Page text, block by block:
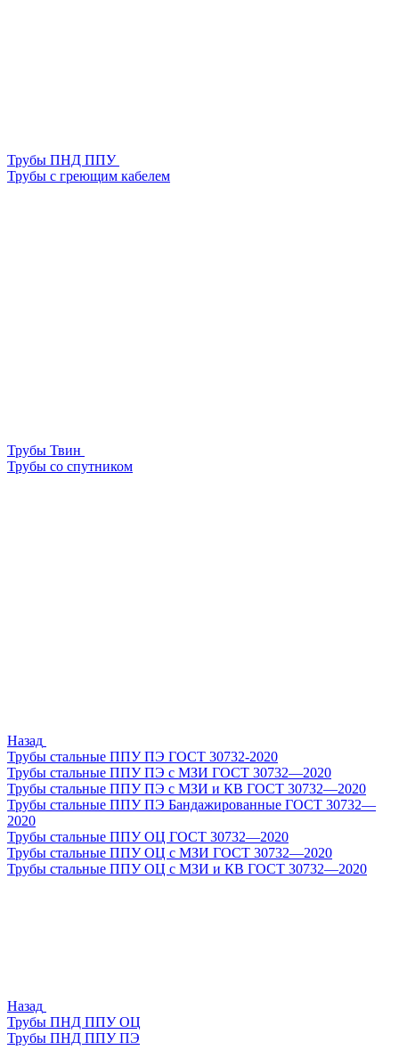
Трубы ПНД ППУ
Трубы с греющим кабелем
Трубы Твин
Трубы со спутником
Назад
Трубы стальные ППУ ПЭ ГОСТ 30732-2020
Трубы стальные ППУ ПЭ с МЗИ ГОСТ 30732—2020
Трубы стальные ППУ ПЭ с МЗИ и КВ ГОСТ 30732—2020
Трубы стальные ППУ ПЭ Бандажированные ГОСТ 30732—
2020
Трубы стальные ППУ ОЦ ГОСТ 30732—2020
Трубы стальные ППУ ОЦ с МЗИ ГОСТ 30732—2020
Трубы стальные ППУ ОЦ с МЗИ и КВ ГОСТ 30732—2020
Назад
Трубы ПНД ППУ ОЦ
Трубы ПНД ППУ ПЭ